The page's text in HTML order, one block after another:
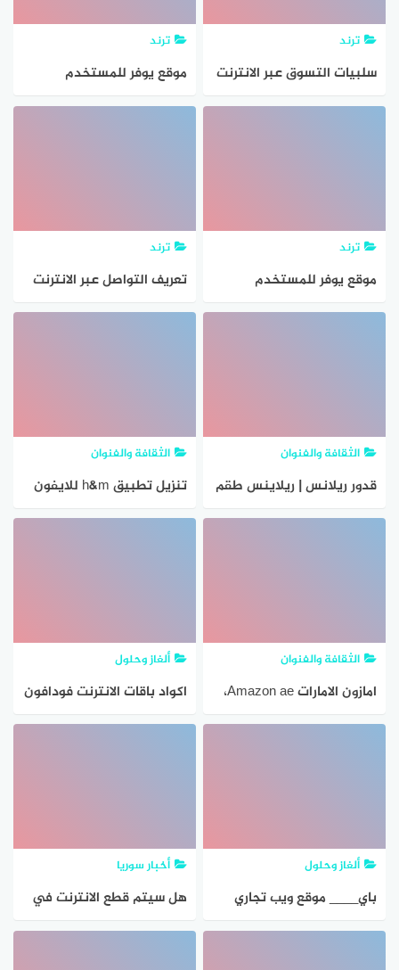
ترند
سلبيات التسوق عبر الانترنت
ترند
موقع يوفر للمستخدم
مساحة مجانية خاصة على
ترند
موقع يوفر للمستخدم
مساحة مجانية خاصة على
ترند
تعريف التواصل عبر الانترنت
الثقافة والفنوان
قدور ريلانس | ريلاينس طقم
اواني الطهي من سيتروس
الثقافة والفنوان
تنزيل تطبيق h&m للايفون
والاندرويد
الثقافة والفنوان
امازون الامارات Amazon ae،
تسوق بالعربي من متجر
ألغاز وحلول
اكواد باقات الانترنت فودافون
مصر 2018
ألغاز وحلول
باي____ موقع ويب تجاري
يسمح للمستخدم بتحويل
أخبار سوريا
هل سيتم قطع الانترنت في
باك